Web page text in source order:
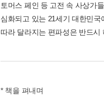
토머스 페인 등 고전 속 사상가
심화되고 있는 21세기 대한민
따라 달라지는 편파성은 반드시
* 책을 펴내며